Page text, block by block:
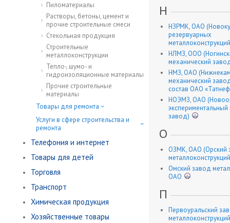
Пиломатериалы
Растворы, бетоны, цемент и
прочие строительные смеси
Стекольная продукция
Строительные
металлоконструкции
Тепло-, шумо- и
гидроизоляционные материалы
Прочие строительные
материалы
Товары для ремонта
Услуги в сфере строительства и
ремонта
Телефония и интернет
Товары для детей
Торговля
Транспорт
Химическая продукция
Хозяйственные товары
Н
НЗРМК, ОАО
резервуарных
НЛМЗ, ООО
механический
НМЗ, ОАО
механический
состав ОАО
НОЭМЗ, ОАО
завод)
О
ОЗМК, ОАО (Орский
Омский завод
ОАО
П
Первоуральский